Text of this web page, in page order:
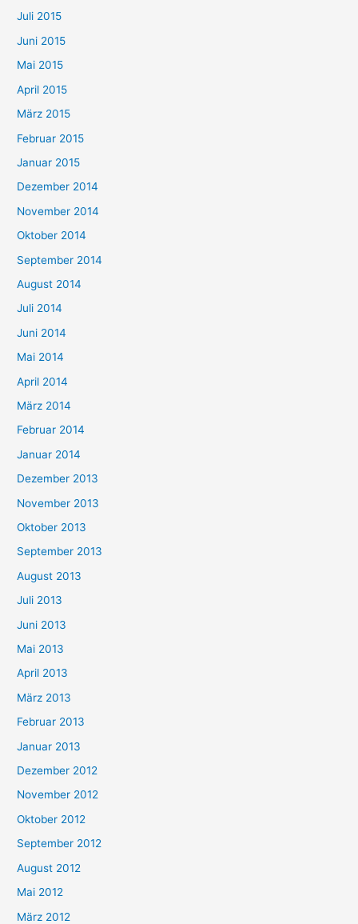
Juli 2015
Juni 2015
Mai 2015
April 2015
März 2015
Februar 2015
Januar 2015
Dezember 2014
November 2014
Oktober 2014
September 2014
August 2014
Juli 2014
Juni 2014
Mai 2014
April 2014
März 2014
Februar 2014
Januar 2014
Dezember 2013
November 2013
Oktober 2013
September 2013
August 2013
Juli 2013
Juni 2013
Mai 2013
April 2013
März 2013
Februar 2013
Januar 2013
Dezember 2012
November 2012
Oktober 2012
September 2012
August 2012
Mai 2012
März 2012